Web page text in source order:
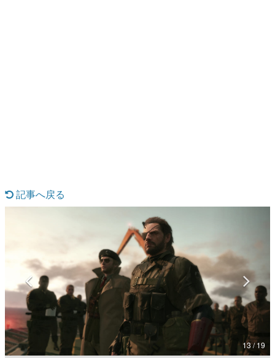
なんでゲームは面白い？
ゲーム開発者・hamatsu氏がゲームの魅力を画面や操作の
具体的な形から解き明かしていく、硬派で骨太な評論連載
ゲームが変えた日本語
「経験値」「裏技」「ラスボス」… ゲームにまつわる言葉
の起源や用法の変遷を、コンピューター文化史研究家・タ
イニーP氏が徹底調査。
カテゴリ
特集記事
記事へ戻る
13 / 19